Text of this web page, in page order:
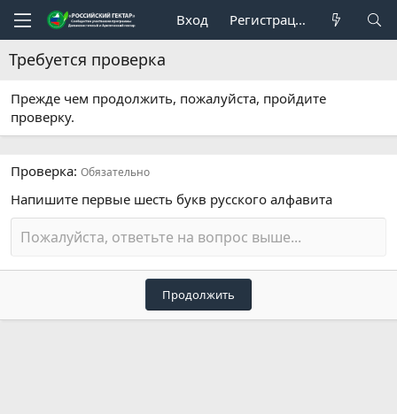
Вход Регистрация
Требуется проверка
Прежде чем продолжить, пожалуйста, пройдите
проверку.
Проверка Обязательно
Напишите первые шесть букв русского алфавита
Продолжить